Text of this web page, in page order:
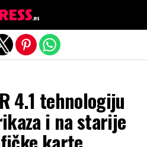
4.1 tehnologiju
i na starije
version